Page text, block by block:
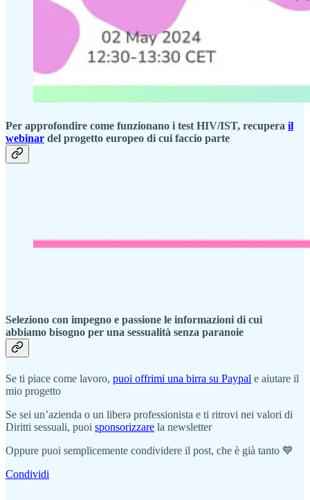
Per approfondire come funzionano i test HIV/IST, recupera il
webinar del progetto europeo di cui faccio parte
Seleziono con impegno e passione le informazioni di cui
abbiamo bisogno per una sessualità senza paranoie
Se ti piace come lavoro, puoi offrimi una birra su Paypal e aiutare il
mio progetto
Se sei un’azienda o un liberə professionista e ti ritrovi nei valori di
Diritti sessuali, puoi sponsorizzare la newsletter
Oppure puoi semplicemente condividere il post, che è già tanto 💙
Condividi